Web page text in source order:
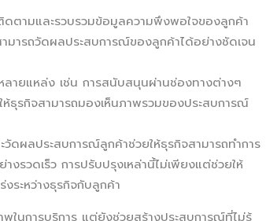
ดตามและรวบรวมข้อมูลความพึงพอใจของลูกค้า
มารถวัดผลประสบการณ์ของลูกค้าได้อย่างชัดเจน
ลายแหล่ง เช่น การสนับสนุนผ่านช่องทางต่างๆ
รกิจสามารถมองเห็นภาพรวมของประสบการณ์
ดผลประสบการณ์ลูกค้าช่วยให้ธุรกิจสามารถทำการ
รวดเร็ว การปรับปรุงเหล่านี้ไม่เพียงแต่ช่วยให้
ระหว่างธุรกิจกับลูกค้า
ในการบริการ แต่ยังช่วยสร้างประสบการณ์ที่ไม่รู้